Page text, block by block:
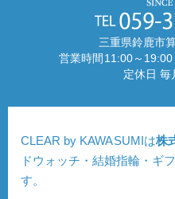
三重県鈴鹿市
営業時間11:00～19:00
定休日 毎
CLEAR by KAWASUMIは株
ドウォッチ・結婚指輪・ギ
す。